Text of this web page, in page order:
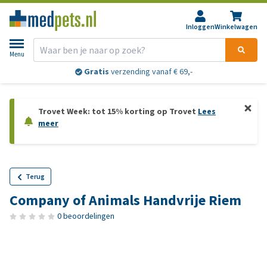
InloggenWinkelwagen
Menu
Gratis verzending vanaf € 69,-
Trovet Week: tot 15% korting op Trovet Lees
meer
Terug
Company of Animals Handvrije Riem
0 beoordelingen